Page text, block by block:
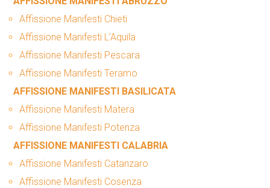
Affissione Manifesti Chieti
Affissione Manifesti L’Aquila
Affissione Manifesti Pescara
Affissione Manifesti Teramo
AFFISSIONE MANIFESTI BASILICATA
Affissione Manifesti Matera
Affissione Manifesti Potenza
AFFISSIONE MANIFESTI CALABRIA
Affissione Manifesti Catanzaro
Affissione Manifesti Cosenza